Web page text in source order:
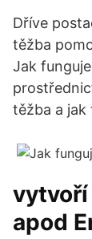
Dříve
těžba
Jak
těžba a
vytvoří
apod